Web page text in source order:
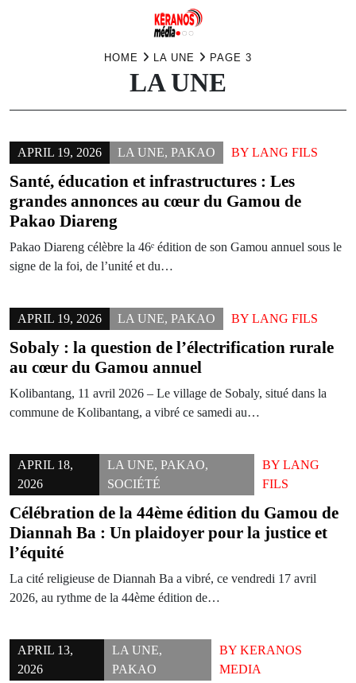
HOME LA UNE PAGE 3
LA UNE
APRIL 19, 2026 LA UNE, PAKAO BY LANG FILS
Santé, éducation et infrastructures : Les
grandes annonces au cœur du Gamou de
Pakao Diareng
Pakao Diareng célèbre la 46ᵉ édition de son Gamou annuel sous le
signe de la foi, de l’unité et du…
APRIL 19, 2026 LA UNE, PAKAO BY LANG FILS
Sobaly : la question de l’électrification rurale
au cœur du Gamou annuel
Kolibantang, 11 avril 2026 – Le village de Sobaly, situé dans la
commune de Kolibantang, a vibré ce samedi au…
APRIL 18,
2026
LA UNE,PAKAO,
SOCIÉTÉ
BY LANG
FILS
Célébration de la 44ème édition du Gamou de
Diannah Ba : Un plaidoyer pour la justice et
l’équité
La cité religieuse de Diannah Ba a vibré, ce vendredi 17 avril
2026, au rythme de la 44ème édition de…
APRIL 13,
2026
LA UNE,
PAKAO
BY KERANOS
MEDIA